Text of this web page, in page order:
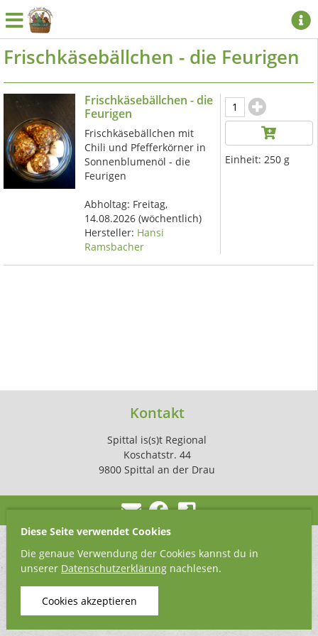
Frischkäsebällchen - die Feurigen
Frischkäsebällchen - die
Feurigen
Frischkäsebällchen mit
Chili und Pfefferkörner in
Sonnenblumenöl - die
Feurigen
Abholtag: Freitag,
14.08.2026(wöchentlich)
Hersteller: Hansi
Ramsbacher
Einheit: 250 g
Kontakt
Spittal is(s)t Regional
Koschatstr. 44
9800 Spittal an der Drau
Diese Seite verwendet Cookies
Die genaue Verwendung der Cookies kannst du in
unserer Datenschutzerklärungnachlesen.
Cookies akzeptieren